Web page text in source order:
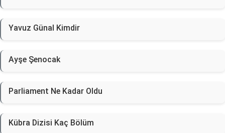
Yavuz Günal Kimdir
Ayşe Şenocak
Parliament Ne Kadar Oldu
Kübra Dizisi Kaç Bölüm